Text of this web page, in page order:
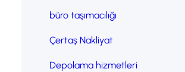
büro taşımacılığı
Çertaş Nakliyat
Depolama hizmetleri